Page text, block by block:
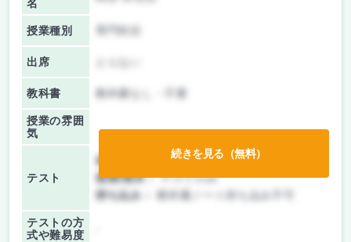
名
授業種別
出席
教科書 教科書なし・不要
授業の雰囲
気
テスト
前期/中間：
テストのみ
後期/期末：テストのみ
持ち込み：
教科書ノート持ち込み不可
テストの方
式や難易度
続きを見る（無料）